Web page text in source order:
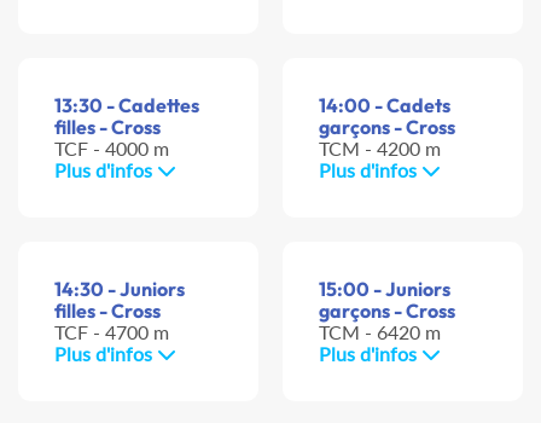
13:30 - Cadettes
filles - Cross
TCF - 4000 m
Plus d'infos
14:00 - Cadets
garçons - Cross
TCM - 4200 m
Plus d'infos
14:30 - Juniors
filles - Cross
TCF - 4700 m
Plus d'infos
15:00 - Juniors
garçons - Cross
TCM - 6420 m
Plus d'infos